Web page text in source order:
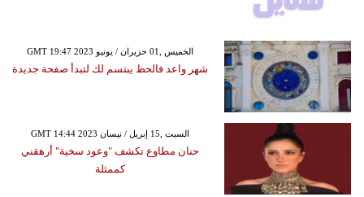
GMT 19:47 2023 الخميس ,01 حزيران / يونيو
شهر واعد فالحظ يبتسم لك لتبدأ صفحة جديدة
GMT 14:44 2023 السبت ,15 إبريل / نيسان
حنان مطاوع تكشف "وعود سخية" أرهقني
كممثلة